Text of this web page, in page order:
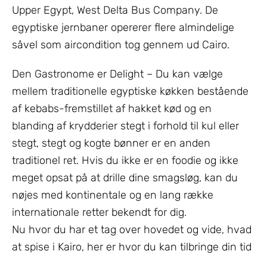
Upper Egypt, West Delta Bus Company. De
egyptiske jernbaner opererer flere almindelige
såvel som aircondition tog gennem ud Cairo.
Den Gastronome er Delight – Du kan vælge
mellem traditionelle egyptiske køkken bestående
af kebabs-fremstillet af hakket kød og en
blanding af krydderier stegt i forhold til kul eller
stegt, stegt og kogte bønner er en anden
traditionel ret. Hvis du ikke er en foodie og ikke
meget opsat på at drille dine smagsløg, kan du
nøjes med kontinentale og en lang række
internationale retter bekendt for dig.
Nu hvor du har et tag over hovedet og vide, hvad
at spise i Kairo, her er hvor du kan tilbringe din tid